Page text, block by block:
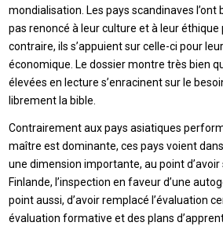
mondialisation. Les pays scandinaves l’ont
pas renoncé à leur culture et à leur éthique
contraire, ils s’appuient sur celle-ci pour
économique. Le dossier montre très bien
élevées en lecture s’enracinent sur le
librement la bible.
Contrairement aux pays asiatiques
maître est dominante, ces pays voient
une dimension importante, au point
Finlande, l’inspection en faveur d’une
point aussi, d’avoir remplacé l’évaluation
évaluation formative et des plans